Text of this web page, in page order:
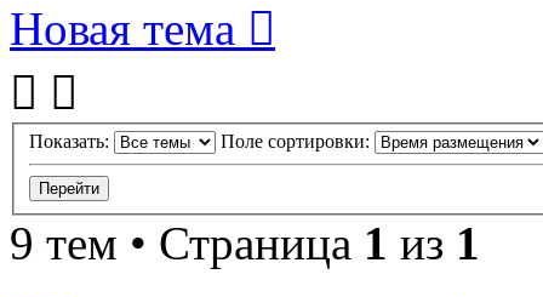
Новая тема
Показать: Поле сортировки:
9 тем • Страница 1 из 1